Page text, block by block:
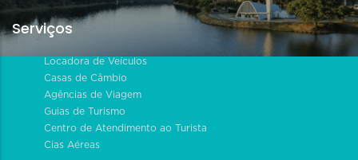
Serviços
Locadora de Veículos
Casas de Câmbio
Agências de Viagem
Guias de Turismo
Centro de Atendimento ao Turista
Cias Aéreas